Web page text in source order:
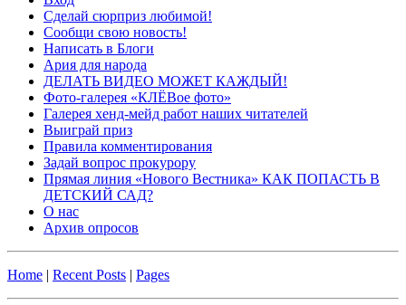
Сделай сюрприз любимой!
Сообщи свою новость!
Написать в Блоги
Ария для народа
ДЕЛАТЬ ВИДЕО МОЖЕТ КАЖДЫЙ!
Фото-галерея «КЛЁВое фото»
Галерея хенд-мейд работ наших читателей
Выиграй приз
Правила комментирования
Задай вопрос прокурору
Прямая линия «Нового Вестника» КАК ПОПАСТЬ В
ДЕТСКИЙ САД?
О нас
Архив опросов
Home | Recent Posts | Pages